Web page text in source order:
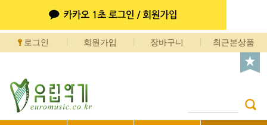
로그인 회원가입 장바구니 최근본상품